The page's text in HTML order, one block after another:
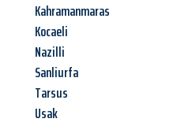
Kahramanmaras
Kocaeli
Nazilli
Sanliurfa
Tarsus
Usak